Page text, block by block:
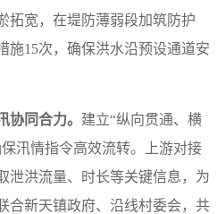
拓宽，在堤防薄弱段加筑防护
施15次，确保洪水沿预设通道安
协同合力。 建立“纵向贯通、横
汛情指令高效流转。上游对接
泄洪流量、时长等关键信息，为
合新天镇政府、沿线村委会，共